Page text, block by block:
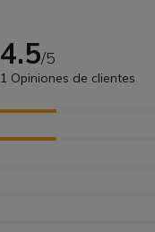
4.5/5
1 Opiniones de clientes